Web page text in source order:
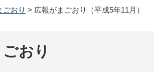
ごおり > 広報がまごおり（平成5年11月）
おり